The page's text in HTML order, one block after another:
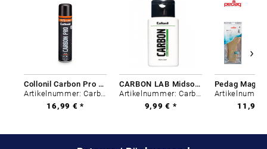
Collonil Carbon Pro 400 ml
Artikelnummer: Carbon-0
16,99 € *
CARBON LAB Midsole Cleaner
Artikelnummer: Carbon-0
9,99 € *
11,99